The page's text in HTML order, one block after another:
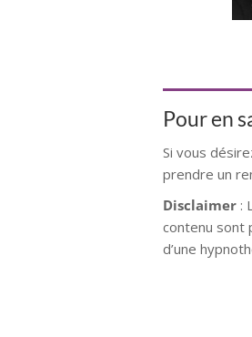
Pour en
Si vous
prendre un
Disclaimer :
contenu sont
d’une